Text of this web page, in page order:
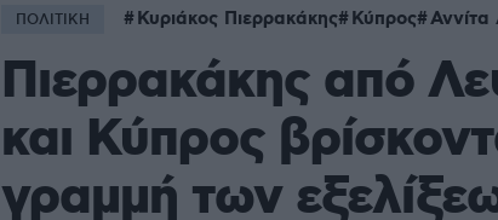
ΠΟΛΙΤΙΚΗ Κυριάκος Πιερρακάκης Κύπρος Αννίτα
Πιερρακάκης από
και Κύπρος
γραμμή των